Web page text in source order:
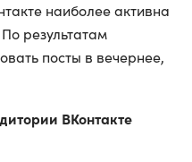
наиболее активна
результатам
посты в вечернее,
ВКонтакте